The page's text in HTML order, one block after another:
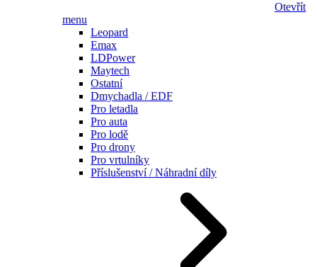
Otevřít
menu
Leopard
Emax
LDPower
Maytech
Ostatní
Dmychadla / EDF
Pro letadla
Pro auta
Pro lodě
Pro drony
Pro vrtulníky
Příslušenství / Náhradní díly